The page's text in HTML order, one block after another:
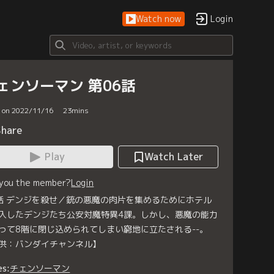
Watch now Login
ンソーマン 第06話
on 2022/11/16 23mins
Play
Watch Later
the member?Login
デンジを殺せ／銃の悪魔の肉片を集めるためにホテル
したデンジたち公安対魔特異4課。しかし、悪魔の能力
て8階に閉じ込められてしまい窮地に立たされる--。
：バンダイチャンネル】
チェンソーマン